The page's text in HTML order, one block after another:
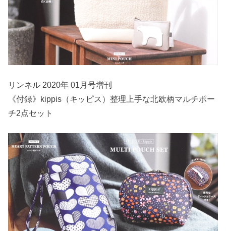
リンネル 2020年 01月号増刊
《付録》kippis（キッピス）整理上手な北欧柄マルチポー
チ2点セット